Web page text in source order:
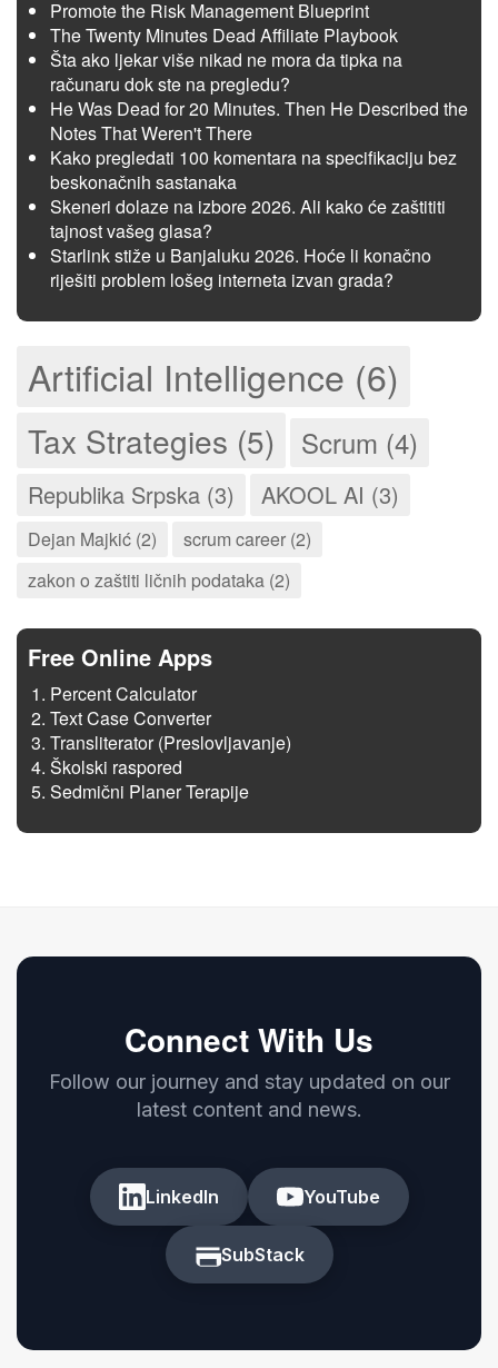
Promote the Risk Management Blueprint
The Twenty Minutes Dead Affiliate Playbook
Šta ako ljekar više nikad ne mora da tipka na
računaru dok ste na pregledu?
He Was Dead for 20 Minutes. Then He Described the
Notes That Weren't There
Kako pregledati 100 komentara na specifikaciju bez
beskonačnih sastanaka
Skeneri dolaze na izbore 2026. Ali kako će zaštititi
tajnost vašeg glasa?
Starlink stiže u Banjaluku 2026. Hoće li konačno
riješiti problem lošeg interneta izvan grada?
Artificial Intelligence (6)
Tax Strategies (5) Scrum (4)
Republika Srpska (3) AKOOL AI (3)
Dejan Majkić (2)
scrum career (2)
zakon o zaštiti ličnih podataka (2)
Free Online Apps
Percent Calculator
Text Case Converter
Transliterator (Preslovljavanje)
Školski raspored
Sedmični Planer Terapije
Connect With Us
Follow our journey and stay updated on our
latest content and news.
LinkedIn YouTube
SubStack